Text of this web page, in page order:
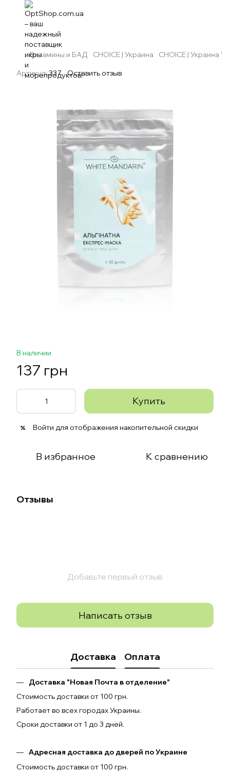
Витамины и БАД CHOICE | Украина
CHOICE | Украина
Артикул:337 Оставить отзыв
В наличии
137 грн
Купить
% Войти для отображения накопительной скидки
В избранное К сравнению
Отзывы
Добавьте первый отзыв
Написать отзыв
Доставка Оплата
Доставка "Новая Почта в отделение"
Стоимость доставки от 100 грн.
Работает во всех городах Украины.
Сроки доставки от 1 до 3 дней.
Адресная доставка до дверей по Украине
Стоимость доставки от 100 грн.